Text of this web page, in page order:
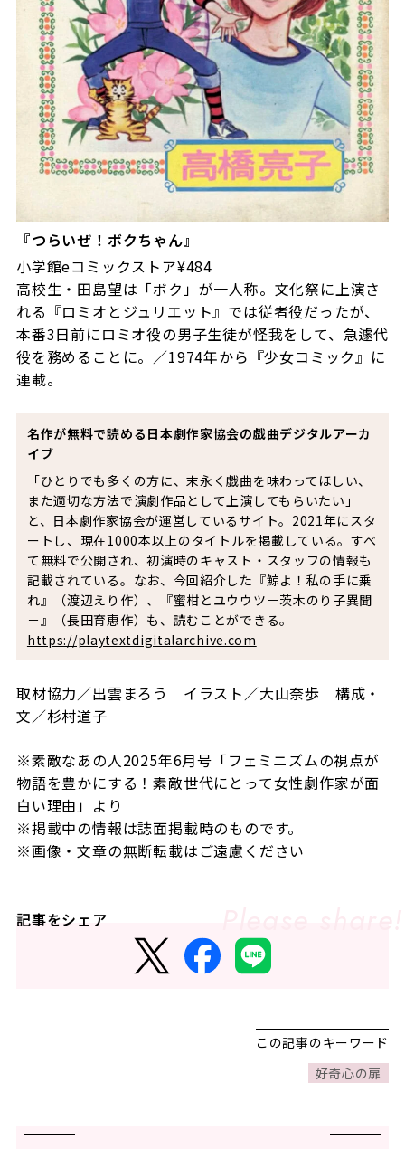
『つらいぜ！ボクちゃん』
⼩学館eコミックストア¥484
高校生・田島望は「ボク」が一人称。文化祭に上演さ
れる『ロミオとジュリエット』では従者役だったが、
本番3日前にロミオ役の男子生徒が怪我をして、急遽代
役を務めることに。／1974年から『少女コミック』に
連載。
名作が無料で読める日本劇作家協会の戯曲デジタルアーカ
イブ
「ひとりでも多くの方に、末永く戯曲を味わってほしい、
また適切な方法で演劇作品として上演してもらいたい」
と、日本劇作家協会が運営しているサイト。 2021年にスタ
ートし、現在1000本以上のタイトルを掲載している。すべ
て無料で公開され、初演時のキャスト・スタッフの情報も
記載されている。なお、今回紹介した『鯨よ！私の手に乗
れ』（渡辺えり作）、『蜜柑とユウウツ－茨木のり子異聞
－』（長田育恵作）も、読むことができる。
https://playtextdigitalarchive.com
取材協力／出雲まろう イラスト／大山奈歩 構成・
文／杉村道子
※素敵なあの人2025年6月号「フェミニズムの視点が
物語を豊かにする！素敵世代にとって女性劇作家が面
白い理由 」より
※掲載中の情報は誌面掲載時のものです。
※画像・文章の無断転載はご遠慮ください
記事をシェア
この記事のキーワード
好奇心の扉